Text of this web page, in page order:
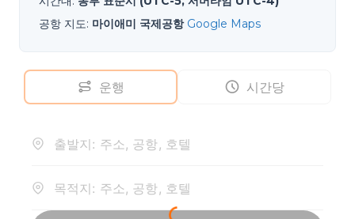
공항 지도: 마이애미 국제공항 Google Maps